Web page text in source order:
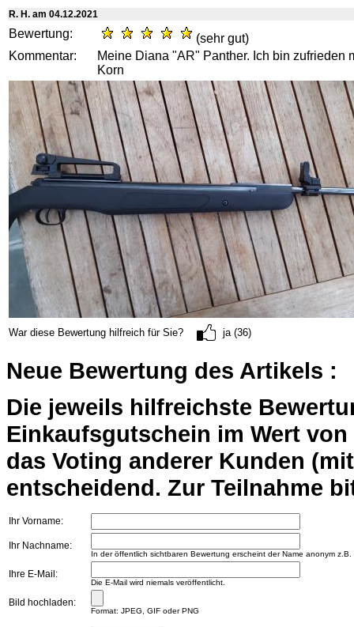
R. H. am 04.12.2021
Bewertung:
(sehr gut)
Kommentar:
Meine Diana "AR" Panther. Ich bin zufrieden
Korn
War diese Bewertung hilfreich für Sie? ja (36)
Neue Bewertung des Artikels :
Die jeweils hilfreichste
Einkaufsgutschein im Wert
das Voting anderer Kunden
entscheidend. Zur Teilnahme
Ihr Vorname:
Ihr Nachname:
In der öffentlich sichtbaren Bewertung erscheint der Name anonym
Ihre E-Mail:
Die E-Mail wird niemals veröffentlicht.
Bild hochladen:
Format: JPEG, GIF oder PNG